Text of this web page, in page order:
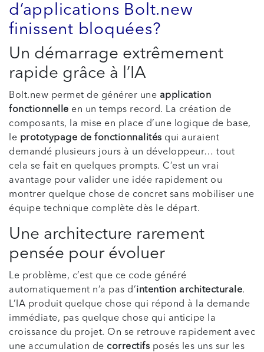
d’applications Bolt.new
finissent bloquées?
Un démarrage extrêmement
rapide grâce à l’IA
Bolt.new permet de générer une application
fonctionnelle en un temps record. La création de
composants, la mise en place d’une logique de base,
le prototypage de fonctionnalités qui auraient
demandé plusieurs jours à un développeur… tout
cela se fait en quelques prompts. C’est un vrai
avantage pour valider une idée rapidement ou
montrer quelque chose de concret sans mobiliser une
équipe technique complète dès le départ.
Une architecture rarement
pensée pour évoluer
Le problème, c’est que ce code généré
automatiquement n’a pas d’intention architecturale.
L’IA produit quelque chose qui répond à la demande
immédiate, pas quelque chose qui anticipe la
croissance du projet. On se retrouve rapidement avec
une accumulation de correctifs posés les uns sur les